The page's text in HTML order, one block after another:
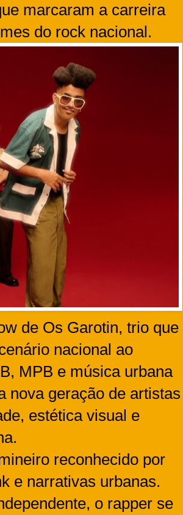
marcaram a carreira
do rock nacional.
de Os Garotin, trio que
nacional ao
MPB e música urbana
nova geração de artistas
estética visual e
reconhecido por
e narrativas urbanas.
o rapper se